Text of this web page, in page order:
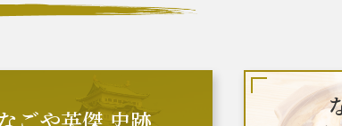
の関係 秀長関連 史跡 一覧